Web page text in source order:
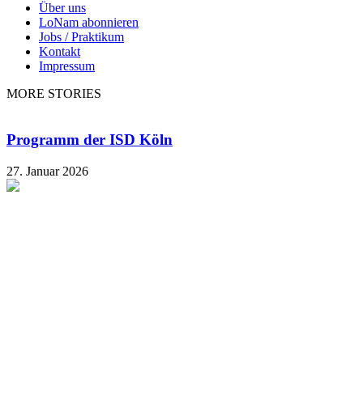
Über uns
LoNam abonnieren
Jobs / Praktikum
Kontakt
Impressum
MORE STORIES
Programm der ISD Köln
27. Januar 2026